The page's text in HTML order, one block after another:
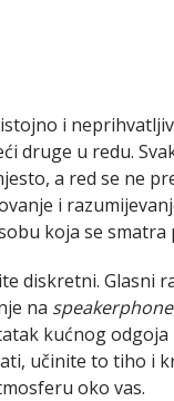
i
druge u redu.
a red se ne
i
koja se
diskretni. Glasni
na speakerphone
kućnog odgoja
učinite to tiho i
oko vas.